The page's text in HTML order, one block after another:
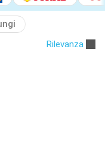
Rilevanza